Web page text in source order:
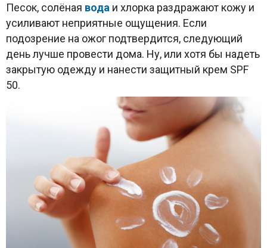
Песок, солёная вода и хлорка раздражают кожу и
усиливают неприятные ощущения. Если
подозрение на ожог подтвердится, следующий
день лучше провести дома. Ну, или хотя бы надеть
закрытую одежду и нанести защитный крем SPF
50.